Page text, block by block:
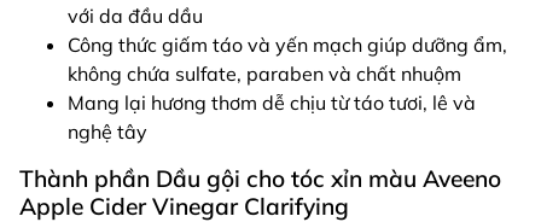
với da đầu dầu
Công thức giấm táo và yến mạch giúp dưỡng ẩm,
không chứa sulfate, paraben và chất nhuộm
Mang lại hương thơm dễ chịu từ táo tươi, lê và
nghệ tây
Thành phần Dầu gội cho tóc xỉn màu Aveeno
Apple Cider Vinegar Clarifying